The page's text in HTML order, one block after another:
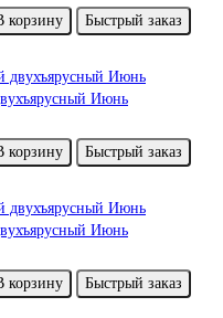
корзину Быстрый заказ
Июнь
корзину
Быстрый заказ
Июнь
корзину
Быстрый заказ